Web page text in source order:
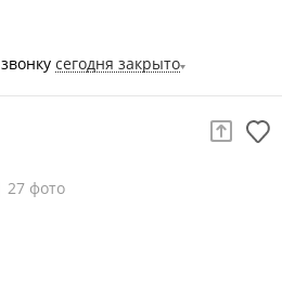
сегодня закрыто
27 фото